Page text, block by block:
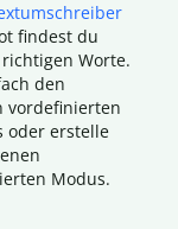
findest du
Worte.
den
vordefinierten
oder erstelle
Modus.